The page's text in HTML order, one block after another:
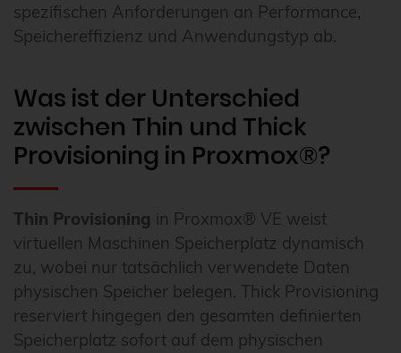
spezifischen Anforderungen an Performance,
Speichereffizienz und Anwendungstyp ab.
Was ist der Unterschied
zwischen Thin und Thick
Provisioning in Proxmox®?
Thin Provisioning in Proxmox® VE weist
virtuellen Maschinen Speicherplatz dynamisch
zu, wobei nur tatsächlich verwendete Daten
physischen Speicher belegen. Thick Provisioning
reserviert hingegen den gesamten definierten
Speicherplatz sofort auf dem physischen